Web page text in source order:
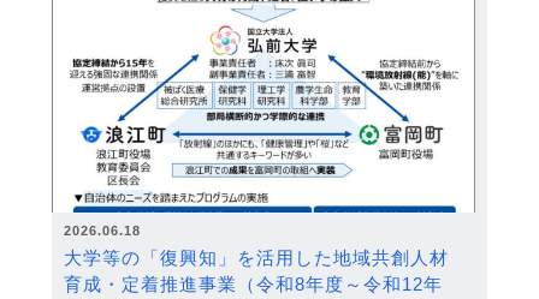
2026.06.18
大学等の「復興知」を活用した地域共創人材
育成・定着推進事業（令和8年度～令和12年